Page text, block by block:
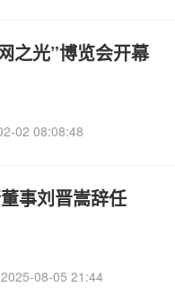
之光”博览会开幕
02 08:08:48
事刘晋嵩辞任
2025-08-05 21:44